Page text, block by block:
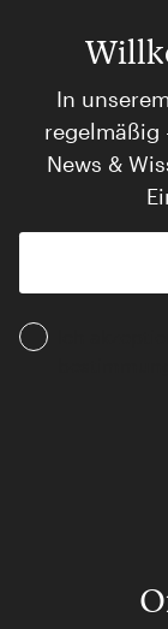
In
regelmäßig
News &